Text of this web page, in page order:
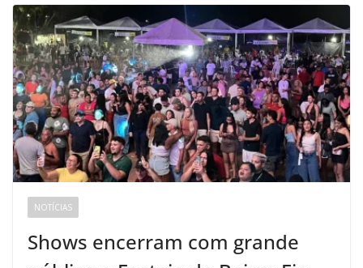
NOTÍCIAS
Shows encerram com grande